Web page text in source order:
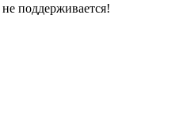
поддерживается!